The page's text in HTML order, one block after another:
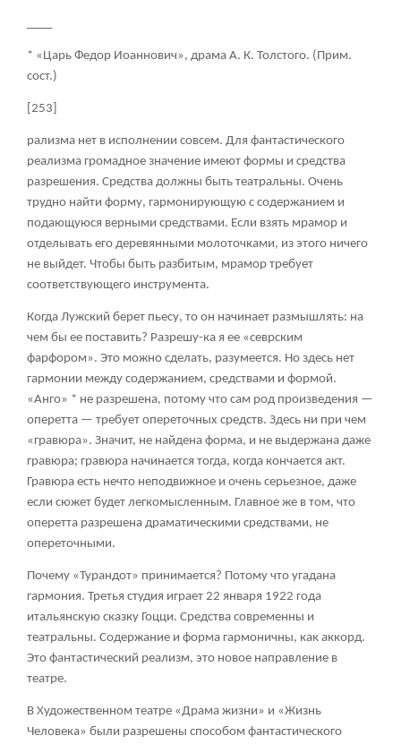
* «Царь Федор Иоаннович», драма А. К. Толстого. (Прим.
сост.)
[253]
рализма нет в исполнении совсем. Для фантастического
реализма громадное значение имеют формы и средства
разрешения. Средства должны быть театральны. Очень
трудно найти форму, гармонирующую с содержанием и
подающуюся верными средствами. Если взять мрамор и
отделывать его деревянными молоточками, из этого ничего
не выйдет. Чтобы быть разбитым, мрамор требует
соответствующего инструмента.
Когда Лужский берет пьесу, то он начинает размышлять: на
чем бы ее поставить? Разрешу-ка я ее «севрским
фарфором». Это можно сделать, разумеется. Но здесь нет
гармонии между содержанием, средствами и формой.
«Анго» * не разрешена, потому что сам род произведения —
оперетта — требует опереточных средств. Здесь ни при чем
«гравюра». Значит, не найдена форма, и не выдержана даже
гравюра; гравюра начинается тогда, когда кончается акт.
Гравюра есть нечто неподвижное и очень серьезное, даже
если сюжет будет легкомысленным. Главное же в том, что
оперетта разрешена драматическими средствами, не
опереточными.
Почему «Турандот» принимается? Потому что угадана
гармония. Третья студия играет 22 января 1922 года
итальянскую сказку Гоцци. Средства современны и
театральны. Содержание и форма гармоничны, как аккорд.
Это фантастический реализм, это новое направление в
театре.
В Художественном театре «Драма жизни» и «Жизнь
Человека» были разрешены способом фантастического